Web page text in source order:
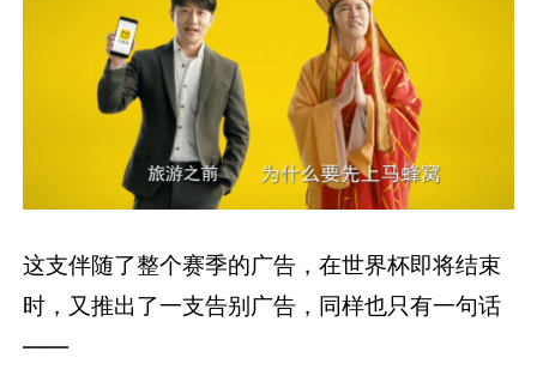
这支伴随了整个赛季的广告，在世界杯即将结束
时，又推出了一支告别广告，同样也只有一句话
——